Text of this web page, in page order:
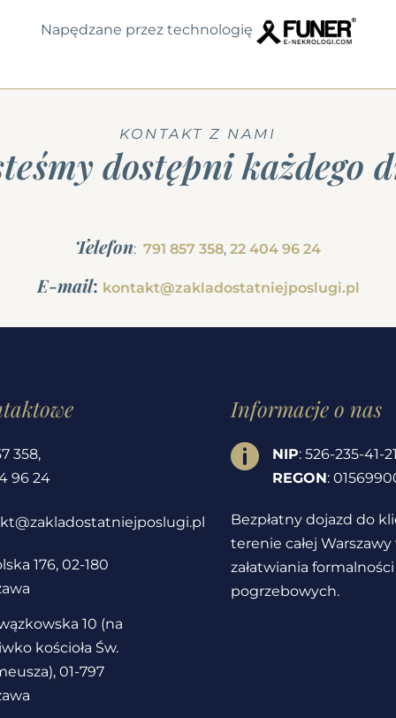
Napędzane przez technologię
KONTAKT Z NAMI
dostępni każdego
Telefon: 791 857 358, 22 404 96 24
E-mail: kontakt@zakladostatniejposlugi.pl
358,
96 24
176, 02-180
10 (na
kościoła Św.
01-797
Informacje o nas

NIP: 526-235-41-
REGON:
Bezpłatny dojazd do
terenie całej
załatwiania formalności
pogrzebowych.